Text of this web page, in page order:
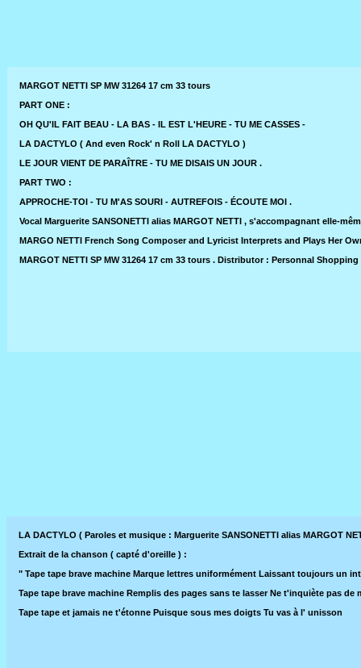
MARGOT NETTI SP MW 31264 17 cm 33 tours
PART ONE :
OH QU'IL FAIT BEAU - LA BAS - IL EST L'HEURE - TU ME CASSES -
LA DACTYLO ( And even Rock' n Roll LA DACTYLO )
LE JOUR VIENT DE PARAÎTRE - TU ME DISAIS UN JOUR .
PART TWO :
APPROCHE-TOI - TU M'AS SOURI - AUTREFOIS - ÉCOUTE MOI .
Vocal Marguerite SANSONETTI alias MARGOT NETTI , s'accompagnant elle-
MARGO NETTI French Song Composer and Lyricist Interprets and Plays Her
MARGOT NETTI SP MW 31264 17 cm 33 tours . Distributor : Personnal
LA DACTYLO ( Paroles et musique : Marguerite SANSONETTI alias MARGOT
Extrait de la chanson ( capté d'oreille ) :
" Tape tape brave machine Marque lettres uniformément Laissant toujours un
Tape tape brave machine Remplis des pages sans te lasser Ne t'inquiète pas
Tape tape et jamais ne t'étonne Puisque sous mes doigts Tu vas à l' unisson